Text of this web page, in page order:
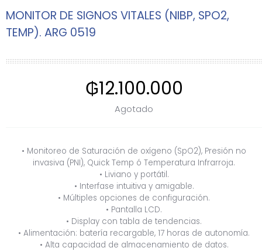
MONITOR DE SIGNOS VITALES (NIBP, SPO2,
TEMP). ARG 0519
₲12.100.000
Agotado
• Monitoreo de Saturación de oxígeno (SpO2), Presión no
invasiva (PNI), Quick Temp ó Temperatura Infrarroja.
• Liviano y portátil.
• Interfase intuitiva y amigable.
• Múltiples opciones de configuración.
• Pantalla LCD.
• Display con tabla de tendencias.
• Alimentación: batería recargable, 17 horas de autonomía.
• Alta capacidad de almacenamiento de datos.